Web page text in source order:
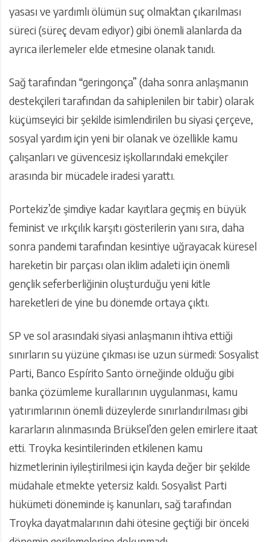
yasası ve yardımlı ölümün suç olmaktan çıkarılması
süreci (süreç devam ediyor) gibi önemli alanlarda da
ayrıca ilerlemeler elde etmesine olanak tanıdı.
Sağ tarafından “geringonça” (daha sonra anlaşmanın
destekçileri tarafından da sahiplenilen bir tabir) olarak
küçümseyici bir şekilde isimlendirilen bu siyasi çerçeve,
sosyal yardım için yeni bir olanak ve özellikle kamu
çalışanları ve güvencesiz işkollarındaki emekçiler
arasında bir mücadele iradesi yarattı.
Portekiz’de şimdiye kadar kayıtlara geçmiş en büyük
feminist ve ırkçılık karşıtı gösterilerin yanı sıra, daha
sonra pandemi tarafından kesintiye uğrayacak küresel
hareketin bir parçası olan iklim adaleti için önemli
gençlik seferberliğinin oluşturduğu yeni kitle
hareketleri de yine bu dönemde ortaya çıktı.
SP ve sol arasındaki siyasi anlaşmanın ihtiva ettiği
sınırların su yüzüne çıkması ise uzun sürmedi: Sosyalist
Parti, Banco Espírito Santo örneğinde olduğu gibi
banka çözümleme kurallarının uygulanması, kamu
yatırımlarının önemli düzeylerde sınırlandırılması gibi
kararların alınmasında Brüksel’den gelen emirlere itaat
etti. Troyka kesintilerinden etkilenen kamu
hizmetlerinin iyileştirilmesi için kayda değer bir şekilde
müdahale etmekte yetersiz kaldı. Sosyalist Parti
hükümeti döneminde iş kanunları, sağ tarafından
Troyka dayatmalarının dahi ötesine geçtiği bir önceki